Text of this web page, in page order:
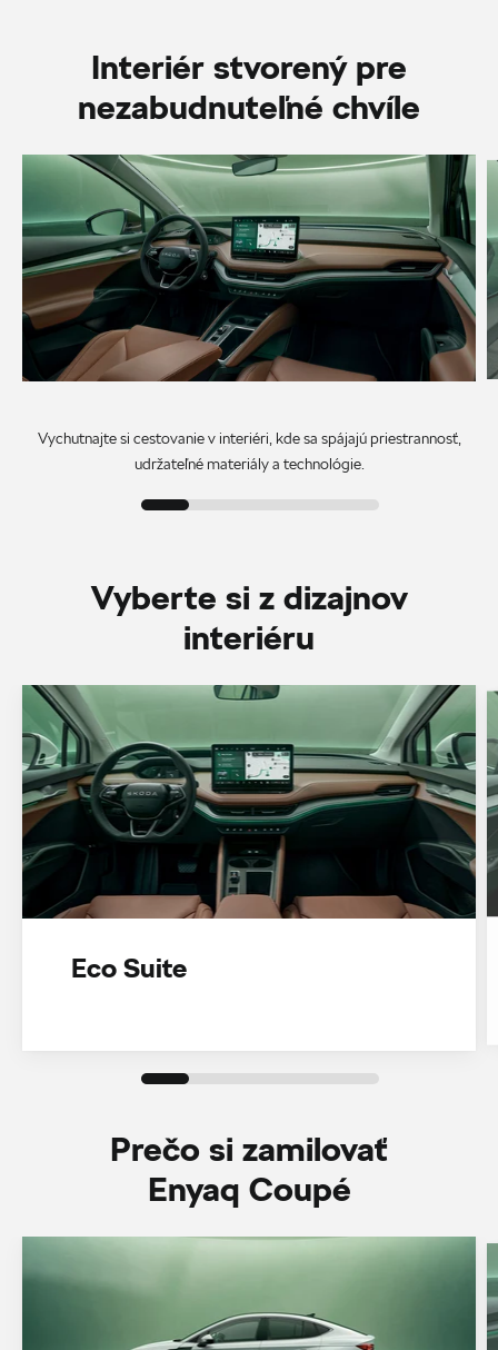
Interiér stvorený pre
nezabudnuteľné chvíle
Vychutnajte si cestovanie v interiéri, kde sa spájajú priestrannosť,
udržateľné materiály a technológie.
Vyberte si z dizajnov
interiéru
Eco Suite
Prečo si zamilovať
Enyaq Coupé